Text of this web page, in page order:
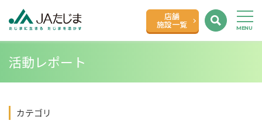
店舗
施設一覧
活動レポート
カテゴリ